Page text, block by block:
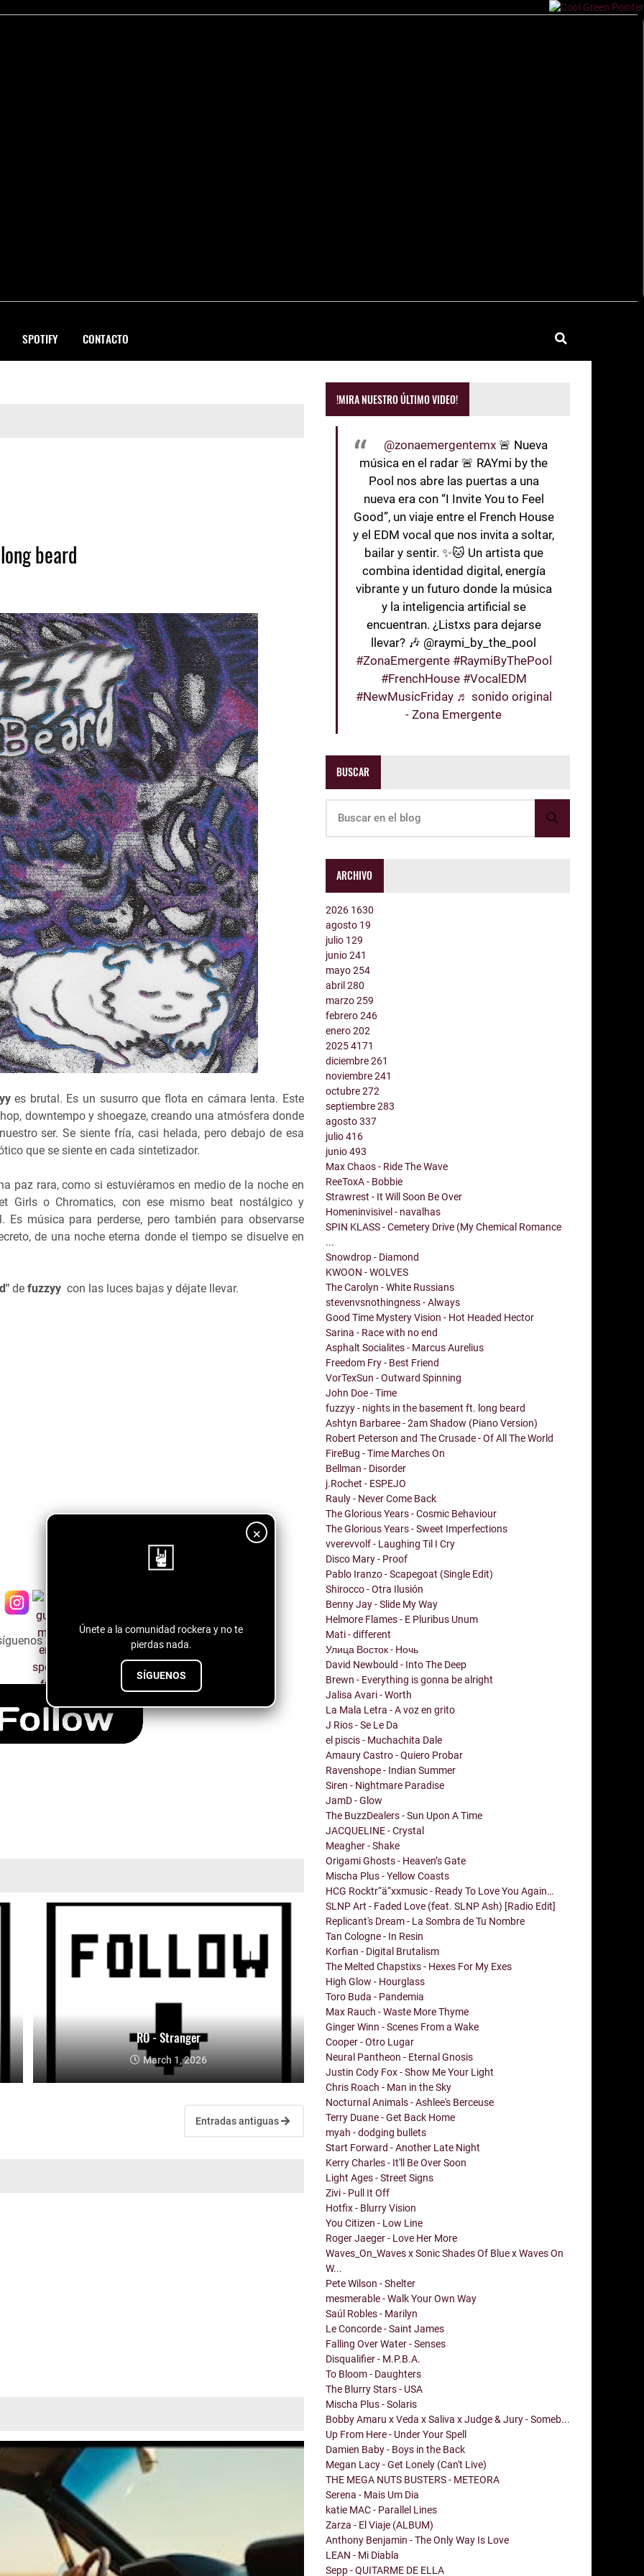
SPOTIFY CONTACTO
×
Únete a la comunidad rockera y no te
pierdas nada.
SÍGUENOS
beard
es brutal. Es un susurro que flota en cámara lenta. Este
downtempo y shoegaze, creando una atmósfera donde
ser. Se siente fría, casi helada, pero debajo de esa
que se siente en cada sintetizador.
paz rara, como si estuviéramos en medio de la noche en
Girls o Chromatics, con ese mismo beat nostálgico y
música para perderse, pero también para observarse
de una noche eterna donde el tiempo se disuelve en
de fuzzyy con las luces bajas y déjate llevar.
a través del siguiente botón ↓↓↓↓
RO - Stranger
March 1, 2026
Entradas antiguas
!MIRA NUESTRO ÚLTIMO VIDEO!
@zonaemergentemx 🚨 Nueva
música en el radar 🚨 RAYmi by the
Pool nos abre las puertas a una
nueva era con “I Invite You to Feel
Good”, un viaje entre el French House
y el EDM vocal que nos invita a soltar,
bailar y sentir. ✨🐱 Un artista que
combina identidad digital, energía
vibrante y un futuro donde la música
y la inteligencia artificial se
encuentran. ¿Listxs para dejarse
llevar? 🎶 @raymi_by_the_pool
#ZonaEmergente #RaymiByThePool
#FrenchHouse #VocalEDM
#NewMusicFriday ♬ sonido original
- Zona Emergente
BUSCAR
ARCHIVO
2026 1630
agosto 19
julio 129
junio241
mayo254
abril280
marzo259
febrero246
enero202
20254171
diciembre261
noviembre241
octubre272
septiembre283
agosto337
julio416
junio493
Max Chaos - Ride The Wave
ReeToxA - Bobbie
Strawrest - It Will Soon Be Over
Homeninvisivel - navalhas
SPIN KLASS - Cemetery Drive (My Chemical Romance
...
Snowdrop - Diamond
KWOON - WOLVES
The Carolyn - White Russians
stevenvsnothingness - Always
Good Time Mystery Vision - Hot Headed Hector
Sarina - Race with no end
Asphalt Socialites - Marcus Aurelius
Freedom Fry - Best Friend
VorTexSun - Outward Spinning
John Doe - Time
fuzzyy - nights in the basement ft. long beard
Ashtyn Barbaree - 2am Shadow (Piano Version)
Robert Peterson and The Crusade - Of All The World
FireBug - Time Marches On
Bellman - Disorder
j.Rochet - ESPEJO
Rauly - Never Come Back
The Glorious Years - Cosmic Behaviour
The Glorious Years - Sweet Imperfections
vverevvolf - Laughing Til I Cry
Disco Mary - Proof
Pablo Iranzo - Scapegoat (Single Edit)
Shirocco - Otra Ilusión
Benny Jay - Slide My Way
Helmore Flames - E Pluribus Unum
Mati - different
Улица Восток - Ночь
David Newbould - Into The Deep
Brewn - Everything is gonna be alright
Jalisa Avari - Worth
La Mala Letra - A voz en grito
J Rios - Se Le Da
el piscis - Muchachita Dale
Amaury Castro - Quiero Probar
Ravenshope - Indian Summer
Siren - Nightmare Paradise
JamD - Glow
The BuzzDealers - Sun Upon A Time
JACQUELINE - Crystal
Meagher - Shake
Origami Ghosts - Heaven’s Gate
Mischa Plus - Yellow Coasts
HCG Rocktr“ä“xxmusic - Ready To Love You Again…
SLNP Art - Faded Love (feat. SLNP Ash) [Radio Edit]
Replicant's Dream - La Sombra de Tu Nombre
Tan Cologne - In Resin
Korfian - Digital Brutalism
The Melted Chapstixs - Hexes For My Exes
High Glow - Hourglass
Toro Buda - Pandemia
Max Rauch - Waste More Thyme
Ginger Winn - Scenes From a Wake
Cooper - Otro Lugar
Neural Pantheon - Eternal Gnosis
Justin Cody Fox - Show Me Your Light
Chris Roach - Man in the Sky
Nocturnal Animals - Ashlee's Berceuse
Terry Duane - Get Back Home
myah - dodging bullets
Start Forward - Another Late Night
Kerry Charles - It'll Be Over Soon
Light Ages - Street Signs
Zivi - Pull It Off
Hotfix - Blurry Vision
You Citizen - Low Line
Roger Jaeger - Love Her More
Waves_On_Waves x Sonic Shades Of Blue x Waves On
W...
Pete Wilson - Shelter
mesmerable - Walk Your Own Way
Saúl Robles - Marilyn
Le Concorde - Saint James
Falling Over Water - Senses
Disqualifier - M.P.B.A.
To Bloom - Daughters
The Blurry Stars - USA
Mischa Plus - Solaris
Bobby Amaru x Veda x Saliva x Judge & Jury - Someb...
Up From Here - Under Your Spell
Damien Baby - Boys in the Back
Megan Lacy - Get Lonely (Can't Live)
THE MEGA NUTS BUSTERS - METEORA
Serena - Mais Um Dia
katie MAC - Parallel Lines
Zarza - El Viaje (ALBUM)
Anthony Benjamin - The Only Way Is Love
LEAN - Mi Diabla
Sepp - QUITARME DE ELLA